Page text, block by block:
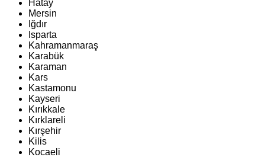
Hatay
Mersin
Iğdır
Isparta
Kahramanmaraş
Karabük
Karaman
Kars
Kastamonu
Kayseri
Kırıkkale
Kırklareli
Kırşehir
Kilis
Kocaeli